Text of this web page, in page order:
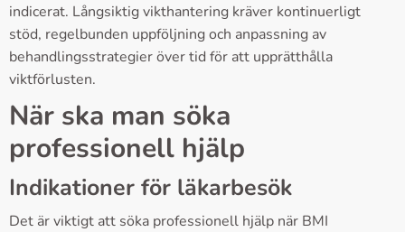
indicerat. Långsiktig vikthantering kräver kontinuerligt
stöd, regelbunden uppföljning och anpassning av
behandlingsstrategier över tid för att upprätthålla
viktförlusten.
När ska man söka
professionell hjälp
Indikationer för läkarbesök
Det är viktigt att söka professionell hjälp när BMI